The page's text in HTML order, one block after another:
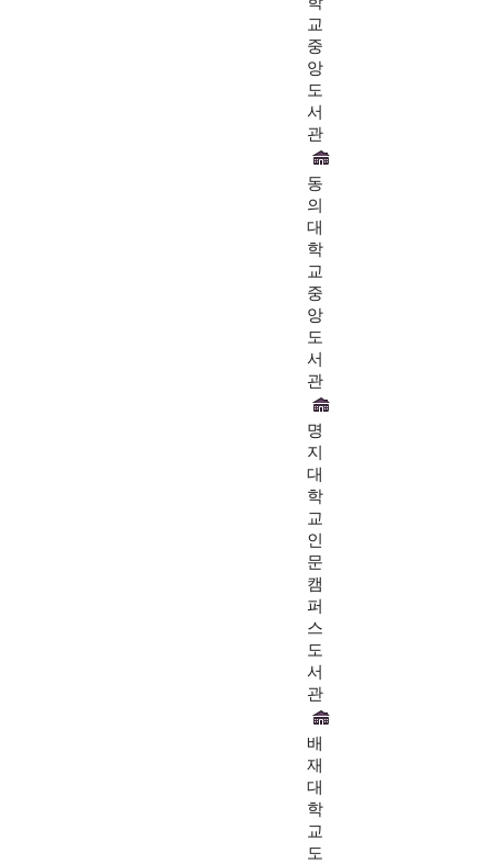
교
중
앙
도
서
관
동
의
대
학
교
중
앙
도
서
관
명
지
대
학
교
인
문
캠
퍼
스
도
서
관
배
재
대
학
교
도